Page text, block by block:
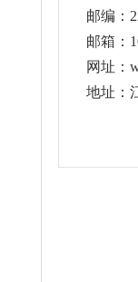
邮编：
邮箱：
网址：
地址：